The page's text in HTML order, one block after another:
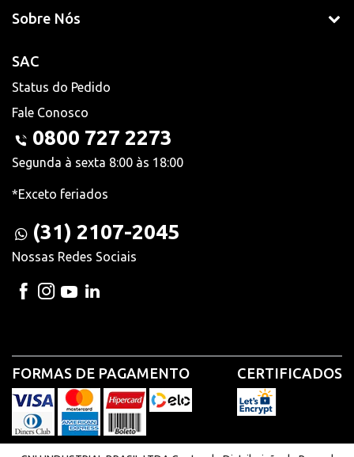
Sobre Nós
SAC
Status do Pedido
Fale Conosco
0800 727 2273
Segunda à sexta 8:00 às 18:00
*Exceto feriados
(31) 2107-2045
Nossas Redes Sociais
FORMAS DE PAGAMENTO CERTIFICADOS